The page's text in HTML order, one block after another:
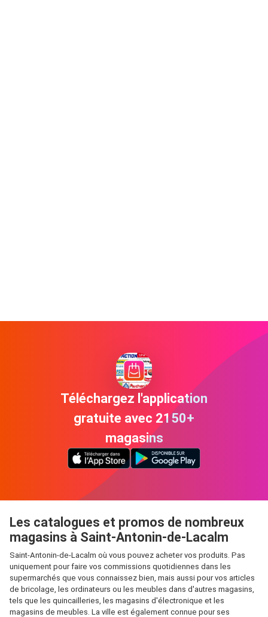
Téléchargez l'application
gratuite avec 2150+
magasins
Les catalogues et promos de nombreux
magasins à Saint-Antonin-de-Lacalm
Saint-Antonin-de-Lacalm où vous pouvez acheter vos produits. Pas
uniquement pour faire vos commissions quotidiennes dans les
supermarchés que vous connaissez bien, mais aussi pour vos articles
de bricolage, les ordinateurs ou les meubles dans d'autres magasins,
tels que les quincailleries, les magasins d'électronique et les
magasins de meubles. La ville est également connue pour ses